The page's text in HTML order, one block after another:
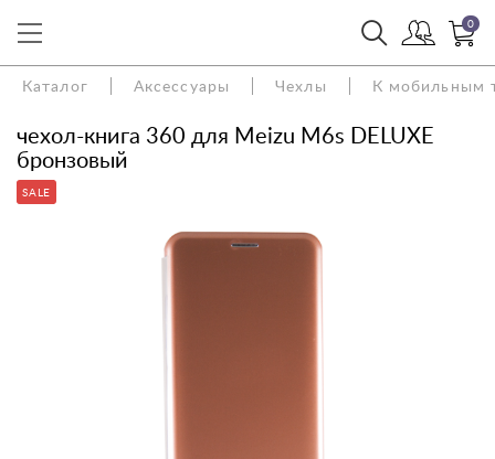
0
Каталог Аксессуары Чехлы К мобильным
чехол-книга 360 для Meizu M6s DELUXE
бронзовый
SALE